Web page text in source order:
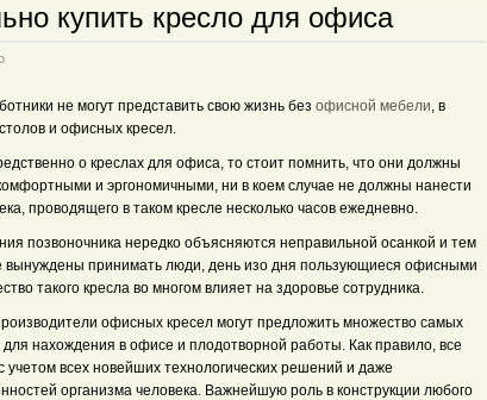
купить кресло для офиса
не могут представить свою жизнь без офисной мебели, в
и офисных кресел.
о креслах для офиса, то стоит помнить, что они должны
и эргономичными, ни в коем случае не должны нанести
проводящего в таком кресле несколько часов ежедневно.
позвоночника нередко объясняются неправильной осанкой и тем
вынуждены принимать люди, день изо дня пользующиеся офисными
такого кресла во многом влияет на здоровье сотрудника.
офисных кресел могут предложить множество самых
нахождения в офисе и плодотворной работы. Как правило, все
учетом всех новейших технологических решений и даже
организма человека. Важнейшую роль в конструкции любого